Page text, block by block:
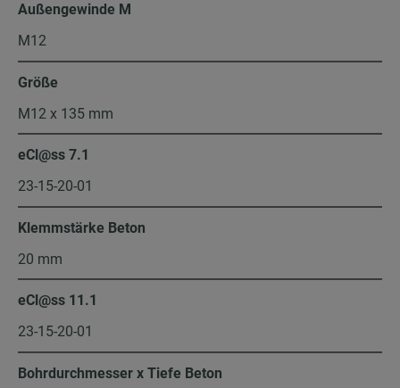
Außengewinde M
M12
Größe
M12 x 135 mm
eCl@ss 7.1
23-15-20-01
Klemmstärke Beton
20 mm
eCl@ss 11.1
23-15-20-01
Bohrdurchmesser x Tiefe Beton